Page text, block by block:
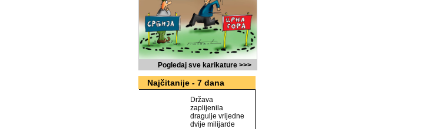
Pogledaj sve karikature >>>
Najčitanije - 7 dana
Država
zaplijenila
dragulje vrijedne
dvije milijarde